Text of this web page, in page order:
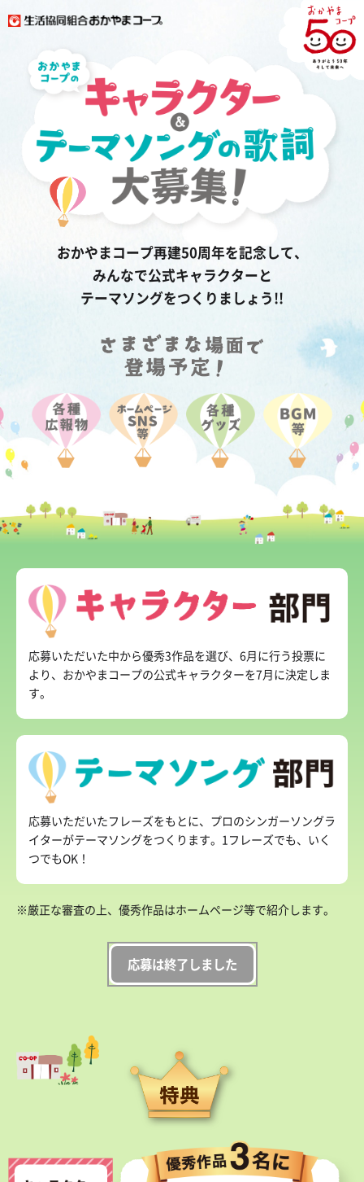
おかやまコープ再建50周年を記念して、
みんなで公式キャラクターと
テーマソングをつくりましょう!!
応募いただいた中から優秀3作品を選び、6月に行う投票に
より、おかやまコープの公式キャラクターを7月に決定しま
す。
応募いただいたフレーズをもとに、プロのシンガーソングラ
イターがテーマソングをつくります。1フレーズでも、いく
つでもOK！
※厳正な審査の上、優秀作品はホームページ等で紹介します。
応募は終了しました